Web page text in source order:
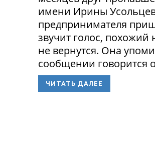
имени Ирины
предпринимателя
звучит голос,
не вернутся. Она
сообщении говорится
ЧИТАТЬ ДАЛЕЕ